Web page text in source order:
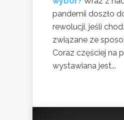
pandemii doszło
rewolucji, jeśli
związane ze
Coraz częściej na
wystawiana jest...